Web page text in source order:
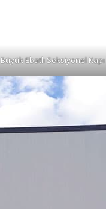
Büyük Ebatlı Seksiyonel Kapı